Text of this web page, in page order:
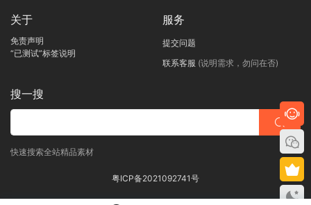
关于
免责声明
“已测试”标签说明
服务
提交问题
联系客服 (说明需求，勿问在否)
搜一搜
快速搜索全站精品素材
粤ICP备2021092741号